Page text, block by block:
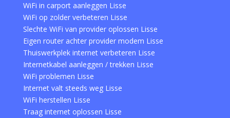
WiFi in carport aanleggen Lisse
WiFi op zolder verbeteren Lisse
Slechte WiFi van provider oplossen Lisse
Eigen router achter provider modem Lisse
Thuiswerkplek internet verbeteren Lisse
Internetkabel aanleggen / trekken Lisse
WiFi problemen Lisse
Internet valt steeds weg Lisse
WiFi herstellen Lisse
Traag internet oplossen Lisse